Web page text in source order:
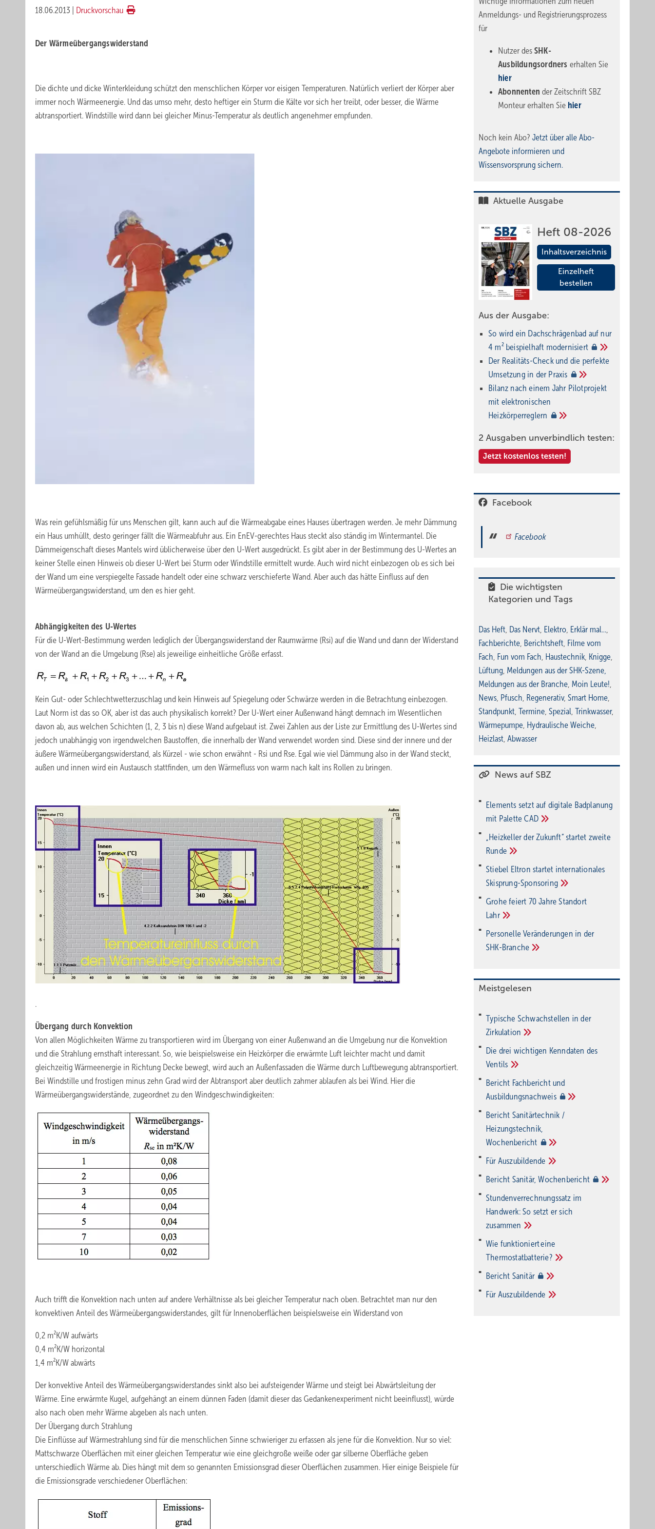
18.06.2013
Druckvorschau
Der Wärmeübergangswiderstand
Die dichte und dicke Winterkleidung schützt den menschlichen Körper vor eisigen Temperaturen. Natürlich verliert der Körper aber
immer noch Wärmeenergie. Und das umso mehr, desto heftiger ein Sturm die Kälte vor sich her treibt, oder besser, die Wärme
abtransportiert. Windstille wird dann bei gleicher Minus-Temperatur als deutlich angenehmer empfunden.
Was rein gefühlsmäßig für uns Menschen gilt, kann auch auf die Wärmeabgabe eines Hauses übertragen werden. Je mehr Dämmung
ein Haus umhüllt, desto geringer fällt die Wärmeabfuhr aus. Ein EnEV-gerechtes Haus steckt also ständig im Wintermantel. Die
Dämmeigenschaft dieses Mantels wird üblicherweise über den U-Wert ausgedrückt. Es gibt aber in der Bestimmung des U-Wertes an
keiner Stelle einen Hinweis ob dieser U-Wert bei Sturm oder Windstille ermittelt wurde. Auch wird nicht einbezogen ob es sich bei
der Wand um eine verspiegelte Fassade handelt oder eine schwarz verschieferte Wand. Aber auch das hätte Einfluss auf den
Wärmeübergangswiderstand, um den es hier geht.
Abhängigkeiten des U-Wertes
Für die U-Wert-Bestimmung werden lediglich der Übergangswiderstand der Raumwärme (Rsi) auf die Wand und dann der Widerstand
von der Wand an die Umgebung (Rse) als jeweilige einheitliche Größe erfasst.
Kein Gut- oder Schlechtwetterzuschlag und kein Hinweis auf Spiegelung oder Schwärze werden in die Betrachtung einbezogen.
Laut Norm ist das so OK, aber ist das auch physikalisch korrekt? Der U-Wert einer Außenwand hängt demnach im Wesentlichen
davon ab, aus welchen Schichten (1, 2, 3 bis n) diese Wand aufgebaut ist. Zwei Zahlen aus der Liste zur Ermittlung des U-Wertes sind
jedoch unabhängig von irgendwelchen Baustoffen, die innerhalb der Wand verwendet worden sind. Diese sind der innere und der
äußere Wärmeübergangswiderstand, als Kürzel - wie schon erwähnt - Rsi und Rse. Egal wie viel Dämmung also in der Wand steckt,
außen und innen wird ein Austausch stattfinden, um den Wärmefluss von warm nach kalt ins Rollen zu bringen.
.
Übergang durch Konvektion
Von allen Möglichkeiten Wärme zu transportieren wird im Übergang von einer Außenwand an die Umgebung nur die Konvektion
und die Strahlung ernsthaft interessant. So, wie beispielsweise ein Heizkörper die erwärmte Luft leichter macht und damit
gleichzeitig Wärmeenergie in Richtung Decke bewegt, wird auch an Außenfassaden die Wärme durch Luftbewegung abtransportiert.
Bei Windstille und frostigen minus zehn Grad wird der Abtransport aber deutlich zahmer ablaufen als bei Wind. Hier die
Wärmeübergangswiderstände, zugeordnet zu den Windgeschwindigkeiten:
Auch trifft die Konvektion nach unten auf andere Verhältnisse als bei gleicher Temperatur nach oben. Betrachtet man nur den
konvektiven Anteil des Wärmeübergangswiderstandes, gilt für Innenoberflächen beispielsweise ein Widerstand von
0,2 m²K/W aufwärts
0,4 m²K/W horizontal
1,4 m²K/W abwärts
Der konvektive Anteil des Wärmeübergangswiderstandes sinkt also bei aufsteigender Wärme und steigt bei Abwärtsleitung der
Wärme. Eine erwärmte Kugel, aufgehängt an einem dünnen Faden (damit dieser das Gedankenexperiment nicht beeinflusst), würde
also nach oben mehr Wärme abgeben als nach unten.
Der Übergang durch Strahlung
Die Einflüsse auf Wärmestrahlung sind für die menschlichen Sinne schwieriger zu erfassen als jene für die Konvektion. Nur so viel:
Mattschwarze Oberflächen mit einer gleichen Temperatur wie eine gleichgroße weiße oder gar silberne Oberfläche geben
unterschiedlich Wärme ab. Dies hängt mit dem so genannten Emissionsgrad dieser Oberflächen zusammen. Hier einige Beispiele für
die Emissionsgrade verschiedener Oberflächen:
Anmeldungs- und Registrierungsprozess
für
Nutzer des SHK-
Ausbildungsordners erhalten Sie
hier
Abonnentender Zeitschrift SBZ
Monteur erhalten Sie hier
Noch kein Abo? Jetzt über alle Abo-
Angebote informieren und
Wissensvorsprung sichern.
Aktuelle Ausgabe
Heft 08-2026
Inhaltsverzeichnis
Einzelheft
bestellen
Aus der Ausgabe:
So wird ein Dach­schrägenbad auf nur
4 m² beispielhaft modernisiert
Der Realitäts-Check und die perfekte
Umsetzung in der Praxis
Bilanz nach einem Jahr Pilotprojekt
mit elektronischen
Heizkörperreglern
2 Ausgaben unverbindlich testen:
Jetzt kostenlos testen!
Facebook
Facebook
Die wichtigsten
Kategorien und Tags
Das Heft, Das Nervt, Elektro, Erklär mal…,
Fachberichte, Berichtsheft, Filme vom
Fach, Fun vom Fach, Haustechnik, Knigge,
Lüftung, Meldungen aus der SHK-Szene,
Meldungen aus der Branche, Moin Leute!,
News, Pfusch, Regenerativ, Smart Home,
Standpunkt, Termine, Spezial, Trinkwasser,
Wärmepumpe, Hydraulische Weiche,
Heizlast, Abwasser
News auf SBZ
Elements setzt auf di­gi­ta­le Bad­pla­nung
mit PaletteCAD
„Heizkeller der Zu­kunft“ star­tet zwei­te
Run­de
Stiebel Eltron startet internatio­nales
Ski­sprung-Spon­soring
Grohe feiert 70 Jahre Standort
Lahr
Personelle Veränderungen in der
SHK-Branche
Meistgelesen
Typische Schwachstellen in der
Zirkulation
Die drei wichtigen Kenndaten des
Ventils
Bericht Fachbericht und
Ausbildungsnachweis
Bericht Sanitärtechnik /
Heizungstechnik,
Wochenbericht
Für Auszubildende
Bericht Sanitär,Wochenbericht
Stundenverrechnungssatz im
Handwerk: So setzt er sich
zusammen
Wie funktioniert eine
Thermostatbatterie?
Bericht Sanitär
Für Auszubildende